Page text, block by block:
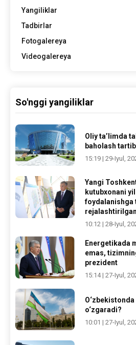
Yangiliklar
Tadbirlar
Fotogalereya
Videogalereya
So'nggi yangiliklar
Oliy ta’limda
baholash
15:19 | 29-Iyul,
Yangi
kutubxonani
foydalanishga
rejalashtirilgan
10:12 | 28-Iyul,
Energetikada
emas,
prezident
15:14 | 27-Iyul,
o‘zgaradi?
10:01 | 27-Iyul,